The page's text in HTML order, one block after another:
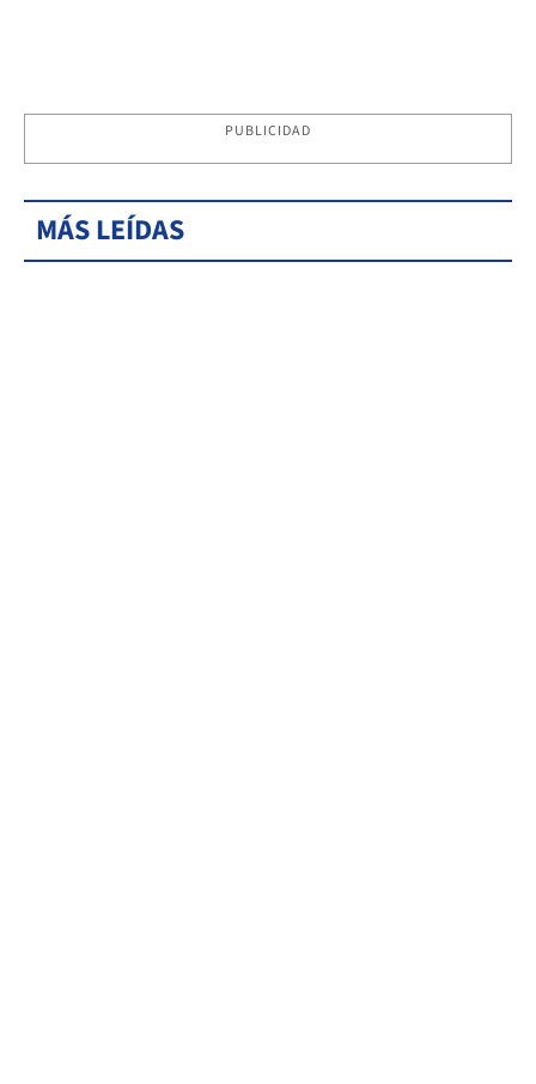
PUBLICIDAD
MÁS LEÍDAS